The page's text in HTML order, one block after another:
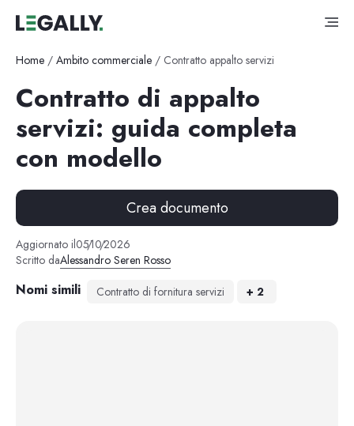
Home / Ambito commerciale / Contratto appalto servizi
Contratto di appalto
servizi: guida completa
con modello
Crea documento
Aggiornato il05/10/2026
Scritto daAlessandro Seren Rosso
Nomi simili Contratto di fornitura servizi + 2